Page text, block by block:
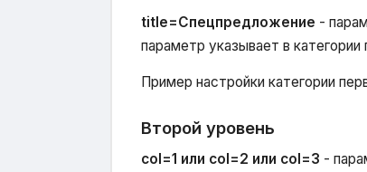
title=Спецпредложение -
параметр указывает в категории
Пример настройки категории
Второй уровень
col=1 или col=2 или col=3 -